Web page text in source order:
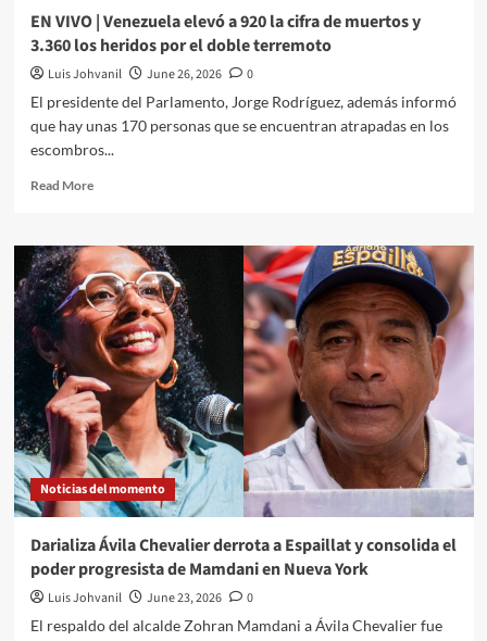
EN VIVO | Venezuela elevó a 920 la cifra de muertos y
3.360 los heridos por el doble terremoto
Luis Johvanil June 26, 2026
0
El presidente del Parlamento, Jorge Rodríguez, además informó
que hay unas 170 personas que se encuentran atrapadas en los
escombros...
Read More
Noticias del momento
Darializa Ávila Chevalier derrota a Espaillat y consolida el
poder progresista de Mamdani en Nueva York
Luis Johvanil June 23, 2026
0
El respaldo del alcalde Zohran Mamdani a Ávila Chevalier fue